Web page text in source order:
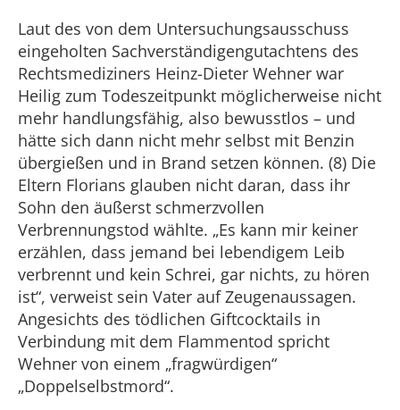
Laut des von dem Untersuchungsausschuss
eingeholten Sachverständigengutachtens des
Rechtsmediziners Heinz-Dieter Wehner war
Heilig zum Todeszeitpunkt möglicherweise nicht
mehr handlungsfähig, also bewusstlos – und
hätte sich dann nicht mehr selbst mit Benzin
übergießen und in Brand setzen können. (8) Die
Eltern Florians glauben nicht daran, dass ihr
Sohn den äußerst schmerzvollen
Verbrennungstod wählte. „Es kann mir keiner
erzählen, dass jemand bei lebendigem Leib
verbrennt und kein Schrei, gar nichts, zu hören
ist“, verweist sein Vater auf Zeugenaussagen.
Angesichts des tödlichen Giftcocktails in
Verbindung mit dem Flammentod spricht
Wehner von einem „fragwürdigen“
„Doppelselbstmord“.